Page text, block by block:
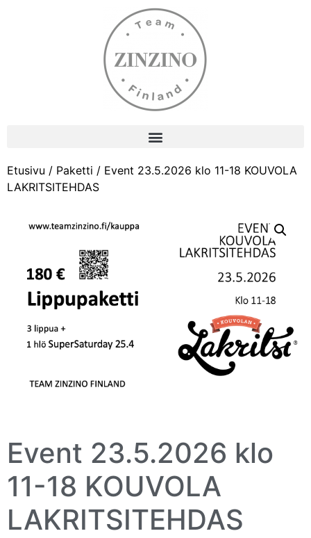
Etusivu / Paketti / Event 23.5.2026 klo 11-18 KOUVOLA
LAKRITSITEHDAS
Event 23.5.2026 klo
11-18 KOUVOLA
LAKRITSITEHDAS